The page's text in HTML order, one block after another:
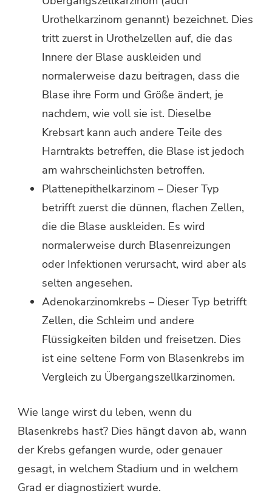
Urothelkarzinom genannt) bezeichnet. Dies
tritt zuerst in Urothelzellen auf, die das
Innere der Blase auskleiden und
normalerweise dazu beitragen, dass die
Blase ihre Form und Größe ändert, je
nachdem, wie voll sie ist. Dieselbe
Krebsart kann auch andere Teile des
Harntrakts betreffen, die Blase ist jedoch
am wahrscheinlichsten betroffen.
Plattenepithelkarzinom – Dieser Typ
betrifft zuerst die dünnen, flachen Zellen,
die die Blase auskleiden. Es wird
normalerweise durch Blasenreizungen
oder Infektionen verursacht, wird aber als
selten angesehen.
Adenokarzinomkrebs – Dieser Typ betrifft
Zellen, die Schleim und andere
Flüssigkeiten bilden und freisetzen. Dies
ist eine seltene Form von Blasenkrebs im
Vergleich zu Übergangszellkarzinomen.
Wie lange wirst du leben, wenn du
Blasenkrebs hast? Dies hängt davon ab, wann
der Krebs gefangen wurde, oder genauer
gesagt, in welchem ​​Stadium und in welchem ​​
Grad er diagnostiziert wurde.